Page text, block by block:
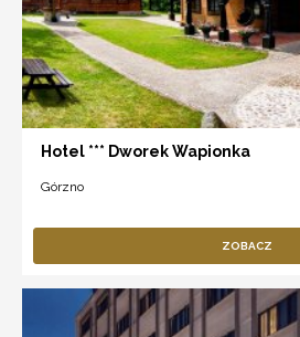
Hotel *** Dworek Wapionka
Górzno
ZOBACZ